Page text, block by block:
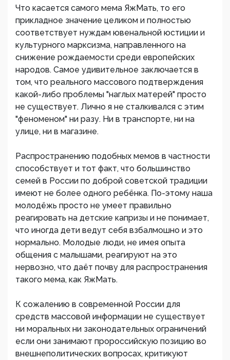
Что касается самого мема ЯжМать, то его
прикладное значение целиком и полностью
соответствует нуждам ювенальной юстиции и
культурного марксизма, направленного на
снижение рождаемости среди европейских
народов. Самое удивительное заключается в
том, что реального массового подтверждения
какой-либо проблемы "наглых матерей" просто
не существует. Лично я не сталкивался с этим
"феноменом" ни разу. Ни в транспорте, ни на
улице, ни в магазине.
Распространению подобных мемов в частности
способствует и тот факт, что большинство
семей в России по доброй советской традиции
имеют не более одного ребёнка. По-этому наша
молодёжь просто не умеет правильно
реагировать на детские капризы и не понимает,
что иногда дети ведут себя взбалмошно и это
нормально. Молодые люди, не имея опыта
общения с малышами, реагируют на это
нервозно, что даёт почву для распространения
такого мема, как ЯжМать.
К сожалению в современной России для
средств массовой информации не существует
ни моральных ни законодательных ограничений
если они занимают пророссийскую позицию во
внешнеполитических вопросах, критикуют